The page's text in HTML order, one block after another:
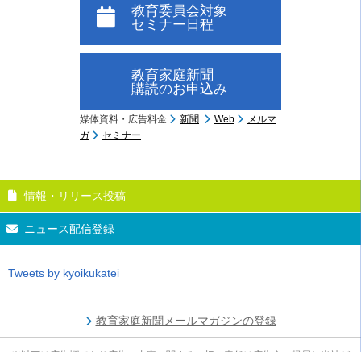
教育委員会対象
セミナー日程
教育家庭新聞
購読のお申込み
媒体資料・広告料金 新聞 Web
メルマ
ガ
セミナー
情報・リリース投稿
ニュース配信登録
Tweets by kyoikukatei
教育家庭新聞メールマガジンの登録